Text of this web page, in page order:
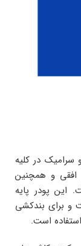
در کلیه
و همچنین
پودر پایه
است و برای بندکشی
است.